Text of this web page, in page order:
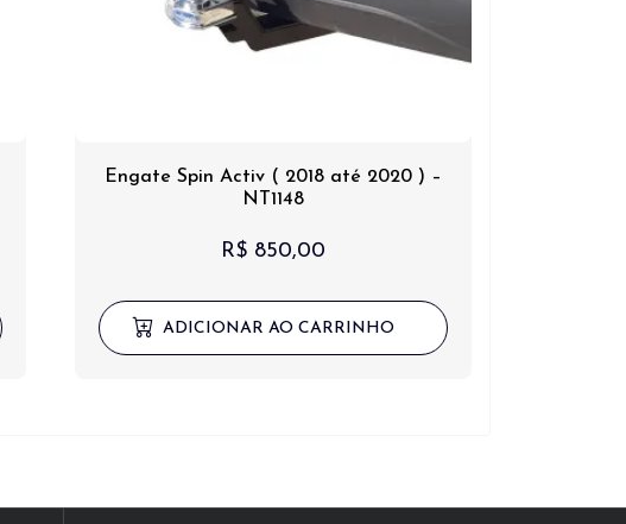
Engate Spin Activ ( 2018 até 2020 ) –
NT1148
R$850,00
ADICIONAR AO CARRINHO